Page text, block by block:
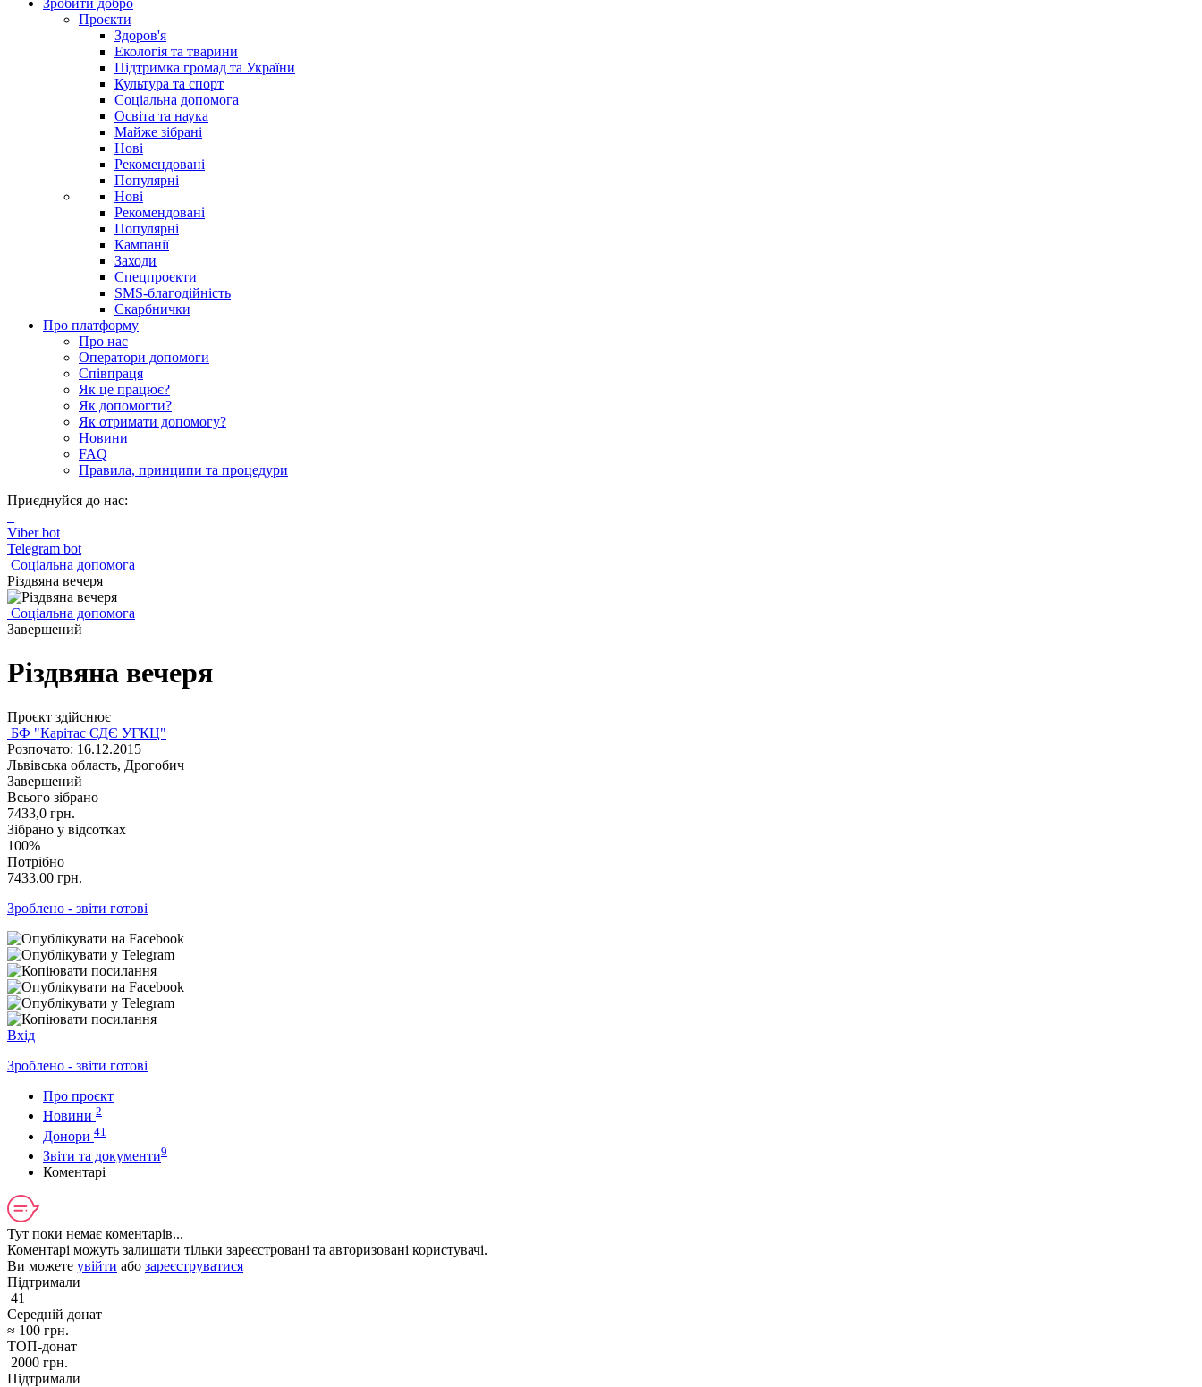
Зробити добро
Проєкти
Здоров'я
Екологія та тварини
Підтримка громад та України
Культура та спорт
Соціальна допомога
Освіта та наука
Майже зібрані
Нові
Рекомендовані
Популярні
Нові
Рекомендовані
Популярні
Кампанії
Заходи
Спецпроєкти
SMS-благодійність
Скарбнички
Про платформу
Про нас
Оператори допомоги
Співпраця
Як це працює?
Як допомогти?
Як отримати допомогу?
Новини
FAQ
Правила, принципи та процедури
Приєднуйся до нас:
Viber bot
Telegram bot
Соціальна допомога
Різдвяна вечеря
Соціальна допомога
Завершений
Різдвяна вечеря
Проєкт здійснює
БФ "Карітас СДЄ УГКЦ"
Розпочато: 16.12.2015
Львівська область, Дрогобич
Завершений
Всього зібрано
7433,0 грн.
Зібрано у відсотках
100%
Потрібно
7433,00 грн.
Зроблено - звіти готові
Вхід
Зроблено - звіти готові
Про проєкт
Новини 2
Донори 41
Звіти та документи9
Коментарі
Тут поки немає коментарів...
Коментарі можуть залишати тільки зареєстровані та авторизовані користувачі.
Ви можете увійти або зареєструватися
Підтримали
41
Середній донат
≈ 100 грн.
ТОП-донат
2000 грн.
Підтримали